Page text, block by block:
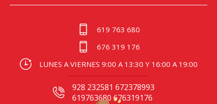
619 763 680
676 319 176
LUNES A VIERNES 9:00 A 13:30 Y 16:00 A 19:00
928 232581 672378993
619763680 676319176